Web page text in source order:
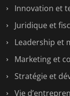
Innovation et
Juridique et
Leadership et
Marketing et
Stratégie et
Vie